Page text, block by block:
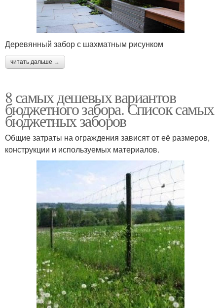
Деревянный забор с шахматным рисунком
читать дальше →
8 самых дешевых вариантов
бюджетного забора. Список самых
бюджетных заборов
Общие затраты на ограждения зависят от её размеров,
конструкции и используемых материалов.